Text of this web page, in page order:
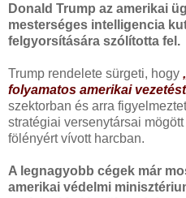
Donald Trump az amerikai
mesterséges intelligencia
felgyorsítására szólította fel.
Trump rendelete sürgeti, hogy
folyamatos amerikai
szektorban és arra
stratégiai versenytársai
fölényért vívott harcban.
A legnagyobb cégek már
amerikai védelmi